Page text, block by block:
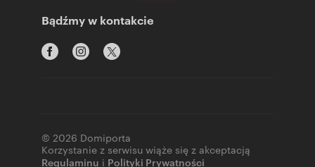
Bądźmy w kontakcie
© 2026 Domiporta
Korzystanie z serwisu wiąże się z akceptacją
Regulaminu i Polityki Prywatności